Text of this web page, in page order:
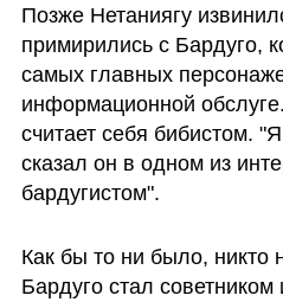
Позже Нетаниягу
примирились с Бардуго,
самых главных
информационной
считает себя бибистом.
сказал он в одном из
бардугистом".
Как бы то ни было, никто
Бардуго стал